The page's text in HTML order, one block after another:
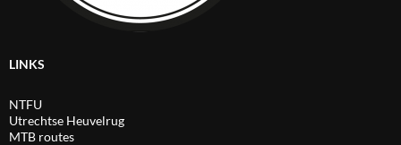
LINKS
NTFU
Utrechtse Heuvelrug
MTB routes